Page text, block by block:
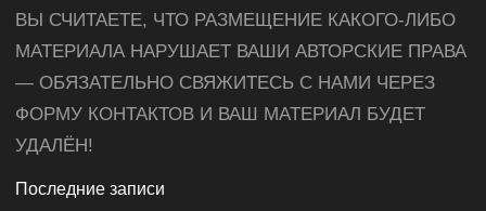
ВЫ СЧИТАЕТЕ, ЧТО РАЗМЕЩЕНИЕ КАКОГО-ЛИБО
МАТЕРИАЛА НАРУШАЕТ ВАШИ АВТОРСКИЕ ПРАВА
— ОБЯЗАТЕЛЬНО СВЯЖИТЕСЬ С НАМИ ЧЕРЕЗ
ФОРМУ КОНТАКТОВ И ВАШ МАТЕРИАЛ БУДЕТ
УДАЛЁН!
Последние записи